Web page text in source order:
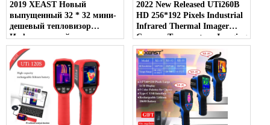
2019 XEAST Новый
выпущенный 32 * 32 мини-
дешевый тепловизор
Инфракрасный тепловизор
от производителя HT-02D
USB Interface
2022 New Released UTi260B
HD 256*192 Pixels Industrial
Infrared Thermal Imager
Camera Temperature Imaging
Circuit Electrical
Maintenance